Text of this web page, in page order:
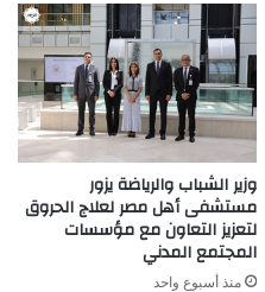
وزير الشباب والرياضة يزور
مستشفى أهل مصر لعلاج الحروق
لتعزيز التعاون مع مؤسسات
المجتمع المدني
منذ أسبوع واحد